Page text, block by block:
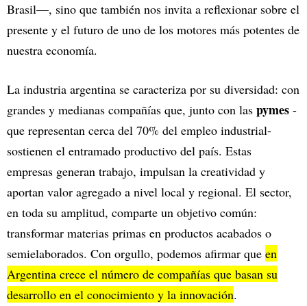
Brasil—, sino que también nos invita a reflexionar sobre el
presente y el futuro de uno de los motores más potentes de
nuestra economía.
La industria argentina se caracteriza por su diversidad: con
grandes y medianas compañías que, junto con las pymes -
que representan cerca del 70% del empleo industrial-
sostienen el entramado productivo del país. Estas
empresas generan trabajo, impulsan la creatividad y
aportan valor agregado a nivel local y regional. El sector,
en toda su amplitud, comparte un objetivo común:
transformar materias primas en productos acabados o
semielaborados. Con orgullo, podemos afirmar que en
Argentina crece el número de compañías que basan su
desarrollo en el conocimiento y la innovación.